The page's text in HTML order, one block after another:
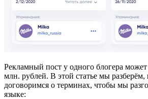
Рекламный пост у одного блогера может
млн. рублей. В этой статье мы разберём,
договоримся о терминах, чтобы мы
языке: